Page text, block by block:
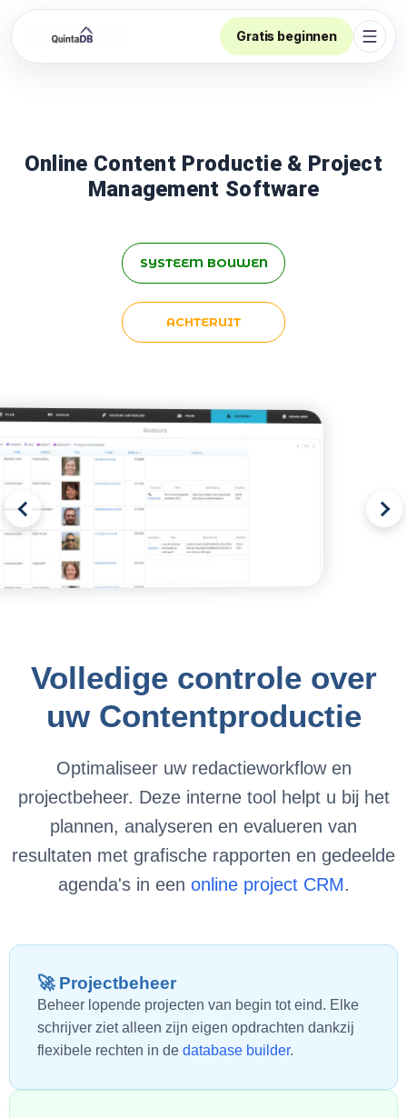
Gratis beginnen
Online Content Productie & Project
Management Software
SYSTEEM BOUWEN
ACHTERUIT
Volledige controle over
uw Contentproductie
Optimaliseer uw redactieworkflow en
projectbeheer. Deze interne tool helpt u bij het
plannen, analyseren en evalueren van
resultaten met grafische rapporten en gedeelde
agenda's in een online project CRM.
🚀 Projectbeheer
Beheer lopende projecten van begin tot eind. Elke
schrijver ziet alleen zijn eigen opdrachten dankzij
flexibele rechten in de database builder.